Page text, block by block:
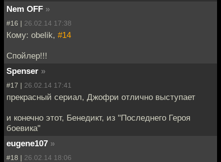
Nem OFF »
#16 | 26.02.14 17:38
Кому: obelik, #14
Спойлер!!!
Spenser »
#17 | 26.02.14 17:41
прекрасный сериал, Джофри отлично выступает
и конечно этот, Бенедикт, из "Последнего Героя
боевика"
eugene107 »
#18 | 26.02.14 18:06